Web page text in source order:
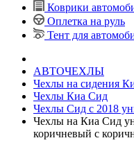
Коврики
Оплетка на руль
Тент для
АВТОЧЕХЛЫ
Чехлы на сидения
Чехлы Киа Сид
Чехлы Сид с 2018
Чехлы на Киа Сид
коричневый с